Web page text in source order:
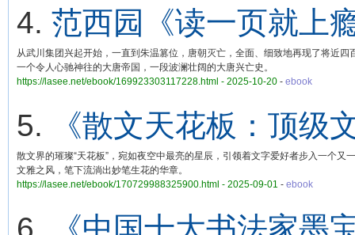
4. 范西园《读一页就上
从武川集团兴起开始，一直到朱温篡位，唐朝灭亡，全面、细致地再现了将近
一个令人心驰神往的大唐帝国，一段波澜壮阔的大唐兴亡史。
https://lasee.net/ebook/169923303117228.html - 2025-10-20 - ebook
5. 《散文天花板：顶级
散文界的璀璨“天花板”，宛如夜空中最亮的星辰，引领着文字爱好者步入一个
文雅之风，笔下流淌出妙笔生花的华章。
https://lasee.net/ebook/170729988325900.html - 2025-09-01 - ebook